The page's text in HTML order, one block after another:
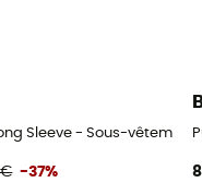
Sleeve - Sous-vêtement
€ -37%